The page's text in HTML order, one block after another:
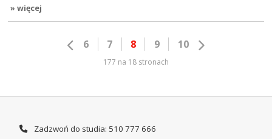
» więcej
6 7 8 9 10
177 na 18 stronach
Zadzwoń do studia: 510 777 666